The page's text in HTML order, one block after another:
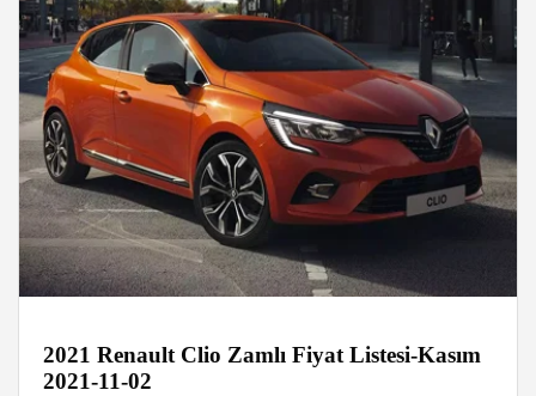
2021 Renault Clio Zamlı Fiyat Listesi-Kasım
2021-11-02